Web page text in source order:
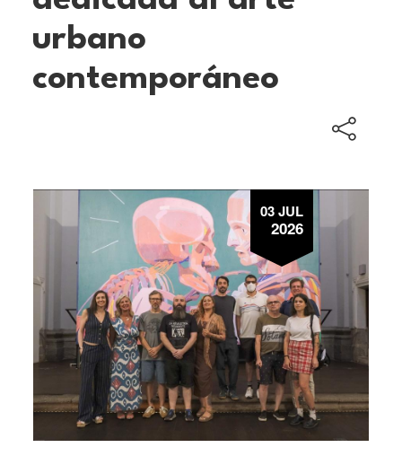
urbano
contemporáneo
03 JUL
2026